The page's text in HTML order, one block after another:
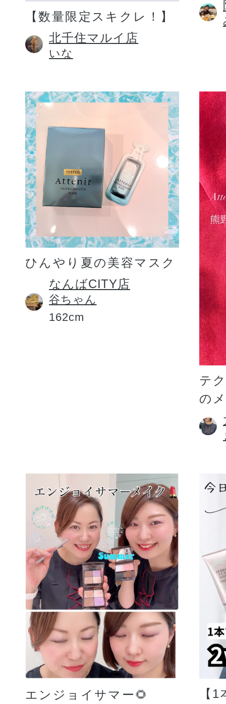
【数量限定スキクレ！】
北千住マルイ店
いな
ひんやり夏の美容マスク
なんばCITY店
谷ちゃん
162cm
テ
の
エンジョイサマー🌻
【